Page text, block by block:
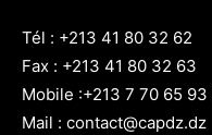
Tél : +213 41 80 32 62
Fax : +213 41 80 32 63
Mobile :+213 7 70 65 93
Mail : contact@capdz.dz